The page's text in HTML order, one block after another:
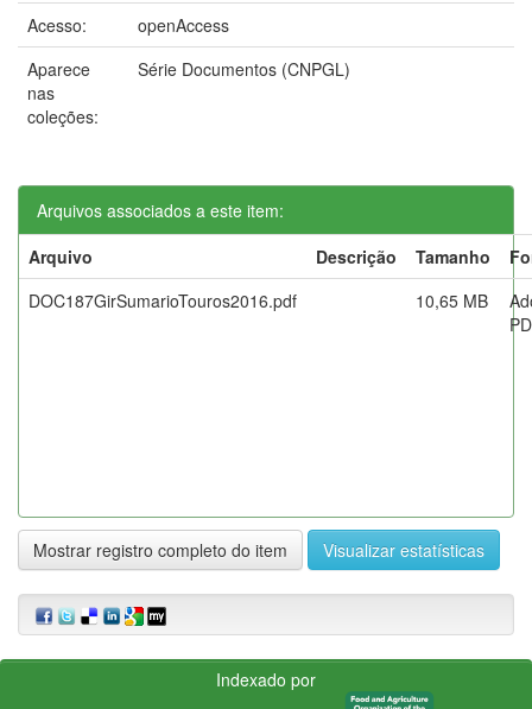
Acesso:
openAccess
Aparece
nas
coleções:
Série Documentos (CNPGL)
Arquivos associados a este item:
Arquivo
Descrição Tamanho
DOC187GirSumarioTouros2016.pdf
10,65 MB
Mostrar registro completo do item Visualizar estatísticas
Indexado por